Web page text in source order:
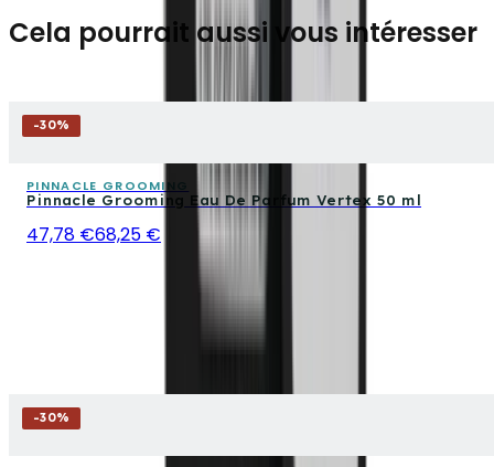
Cela pourrait aussi vous intéresser
-30%
PINNACLE GROOMING
Pinnacle Grooming Eau De Parfum Vertex 50 ml
47,78 €68,25 €
-30%